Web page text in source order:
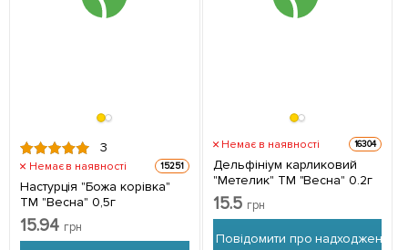
3
Немає в наявності 15251
Настурція "Божа корівка"
ТМ "Весна" 0,5г
15.94 грн
Немає в наявності 16304
Дельфініум карликовий
"Метелик" ТМ "Весна" 0.2г
15.5 грн
Повідомити про надходження